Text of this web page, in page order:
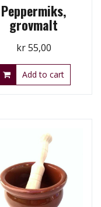
Peppermiks,
grovmalt
kr55,00
Add to cart